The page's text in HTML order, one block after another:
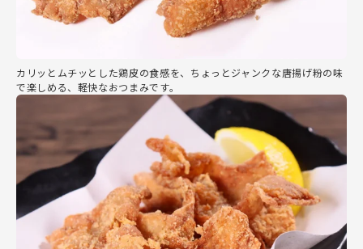
カリッとムチッとした鶏皮の食感を、ちょっとジャンクな唐揚げ粉の味
で楽しめる、軽快なおつまみです。